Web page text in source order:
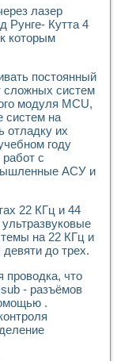
среды специальной
с
INSTRUMENTS
термотрансферной
для исследова¬ния
процессов
переходных
швов на базе
систем
стенды
по измерению
нелинейных
в процесе
WORKBENCH-
основе LabVIEW
теории коммутации
создания
течения в
магнитных
лазер
Рунге- Кутта 4
которым
постоянный
сложных систем
модуля MCU,
систем на
отладку их
году
с
АСУ и
22 КГц и 44
на 22 КГц и
до трех.
проводка, что
- разъёмов
.